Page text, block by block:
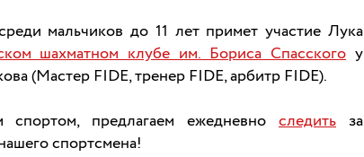
мальчиков до 11 лет примет участие Лука
шахматном клубе им. Бориса Спасскогоу
(Мастер FIDE, тренер FIDE, арбитр FIDE).
предлагаем ежедневно следитьза
спортсмена!